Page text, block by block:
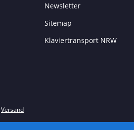
Newsletter
Sitemap
Klaviertransport NRW
Versand